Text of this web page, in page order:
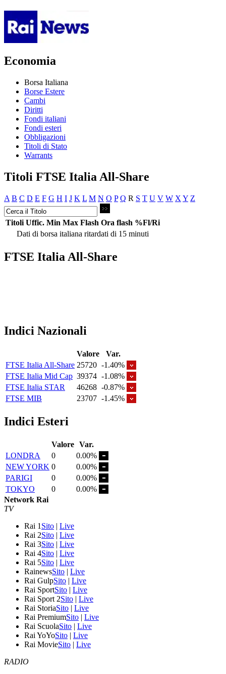
Economia
Borsa Italiana
Borse Estere
Cambi
Diritti
Fondi italiani
Fondi esteri
Obbligazioni
Titoli di Stato
Warrants
Titoli FTSE Italia All-Share
A B C D E F G H I J K L M N O P Q R S T U V W X Y Z
Titoli Uffic. Min Max Flash Ora flash %Fl/Ri
Dati di borsa italiana ritardati di 15 minuti
FTSE Italia All-Share
Indici Nazionali
Valore
Var.
FTSE Italia All-Share 25720 -1.40%
FTSE Italia Mid Cap 39374 -1.08%
FTSE Italia STAR
46268 -0.87%
FTSE MIB
23707 -1.45%
Indici Esteri
Valore Var.
LONDRA
0
0.00%
NEW YORK 0
0.00%
PARIGI
0
0.00%
TOKYO
0
0.00%
Network Rai
TV
Rai 1 Sito | Live
Rai 2Sito | Live
Rai 3Sito | Live
Rai 4Sito | Live
Rai 5Sito | Live
RainewsSito | Live
Rai GulpSito | Live
Rai SportSito | Live
Rai Sport 2Sito | Live
Rai StoriaSito | Live
Rai PremiumSito | Live
Rai ScuolaSito | Live
Rai YoYoSito | Live
Rai MovieSito | Live
RADIO